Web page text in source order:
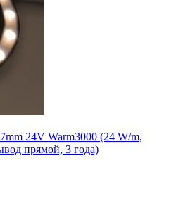
24V Warm3000 (24 W/m,
прямой, 3 года)